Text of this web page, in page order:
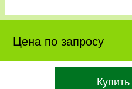
Цена по запросу